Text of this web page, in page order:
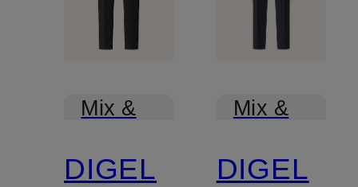
Mix &
DIGEL
Mix &
DIGEL